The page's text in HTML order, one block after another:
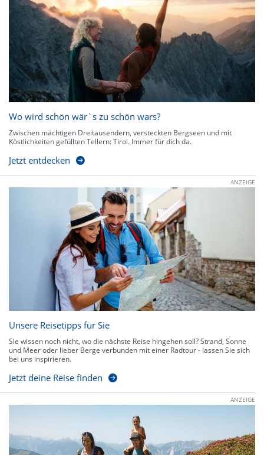
Wo wird schön wär`s zu schön wars?
Zwischen mächtigen Dreitausendern, versteckten Bergseen und mit
Köstlichkeiten gefüllten Tellern: Tirol. Immer für dich da.
Jetzt entdecken
ANZEIGE
Unsere Reisetipps für Sie
Sie wissen noch nicht, wo die nächste Reise hingehen soll? Strand, Sonne
und Meer oder lieber Berge verbunden mit einer Radtour - lassen Sie sich
bei uns inspirieren.
Jetzt deine Reise finden
ANZEIGE